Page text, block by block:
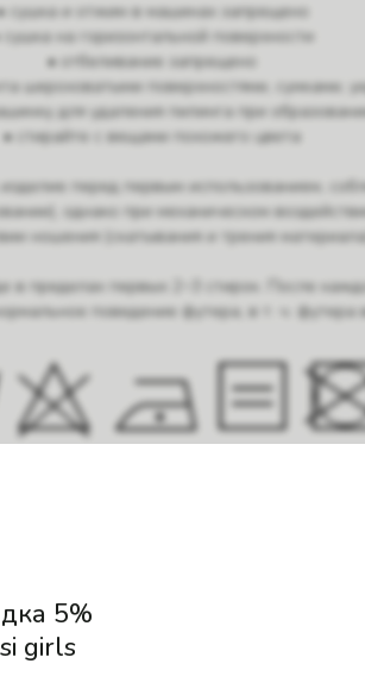
5%
girls
сушка и отжим в машинах запрещено
сушка на горизонтальной поверхности
• отбеливание запрещено
шероховатыми поверхностями, сумками,
для удаления пилинга при
• стирайте с вещами похожего цвета
перед первым использованием,
однако при механическом
ношения (скатывания и трения
в пределах первых 2−3 стирок. После
поведение футера, в т. ч. футера